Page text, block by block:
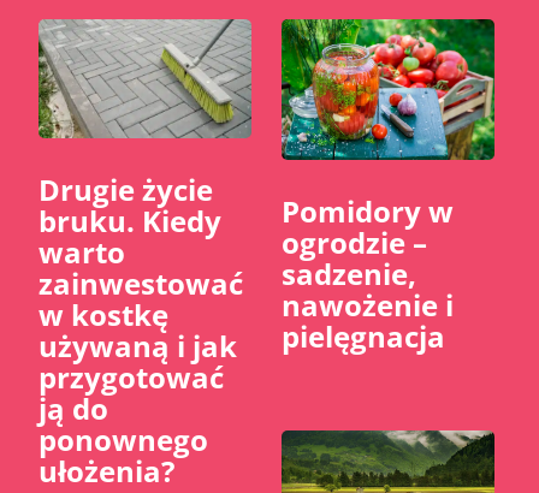
​Drugie życie
bruku. Kiedy
warto
zainwestować
w kostkę
używaną i jak
przygotować
ją do
ponownego
ułożenia?
Pomidory w
ogrodzie –
sadzenie,
nawożenie i
pielęgnacja